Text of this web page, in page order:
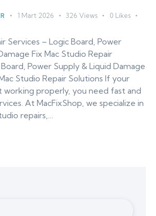
1 Mart 2026 326 Views 0 Likes
Services – Logic Board, Power
Fix Mac Studio Repair
Power Supply & Liquid Damage
Studio Repair Solutions If your
working properly, you need fast and
At MacFixShop, we specialize in
repairs,…